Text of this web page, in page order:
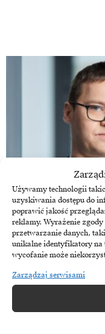
Używamy technologii
uzyskiwania dostępu do
poprawić jakość
reklamy. Wyrażenie
przetwarzanie danych,
unikalne identyfikatory na
wycofanie może
Zarządzaj serwisami
Cyberbezpieczeństwo
„W
Marcin
zaawansowanymi
14 maja, 2024